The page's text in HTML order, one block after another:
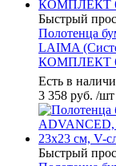
Быстрый
Полотенца
LAIMA
КОМПЛЕКТ 6
Есть в
3 358 руб. /шт
Быстрый